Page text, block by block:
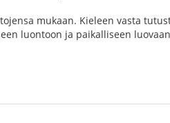
mukaan. Kieleen vasta
luontoon ja paikalliseen